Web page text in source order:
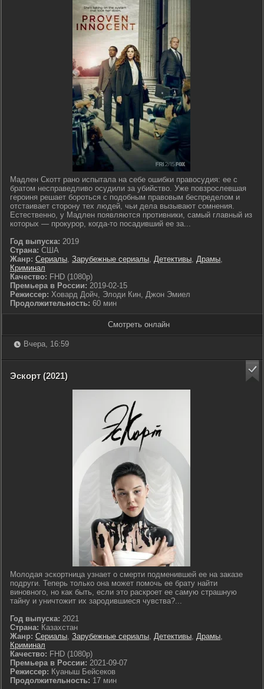
Мадлен Скотт рано испытала на себе ошибки правосудия: ее с
братом несправедливо осудили за убийство. Уже повзрослевшая
героиня решает бороться с подобным правовым беспределом и
отстаивает сторону тех людей, чьи дела вызывают сомнения.
Естественно, у Мадлен появляются противники, самый главный из
которых — прокурор, когда-то посадивший ее за...
Год выпуска: 2019
Страна: США
Жанр: Сериалы, Зарубежные сериалы, Детективы, Драмы,
Криминал
Качество: FHD (1080p)
Премьера в России: 2019-02-15
Режиссер: Ховард Дойч, Элоди Кин, Джон Эмиел
Продолжительность: 60 мин
Смотреть онлайн
Вчера, 16:59
Эскорт (2021)
Молодая эскортница узнает о смерти подменившей ее на заказе
подруги. Теперь только она может помочь ее брату найти
виновного, но как быть, если это раскроет ее самую страшную
тайну и уничтожит их зародившиеся чувства?...
Год выпуска: 2021
Страна: Казахстан
Жанр: Сериалы, Зарубежные сериалы, Детективы, Драмы,
Криминал
Качество: FHD (1080p)
Премьера в России: 2021-09-07
Режиссер: Куаныш Бейсеков
Продолжительность: 17 мин